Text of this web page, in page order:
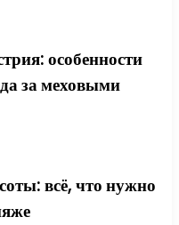
особенности
за меховыми
всё, что нужно